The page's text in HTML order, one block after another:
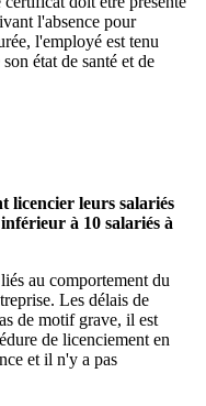
l'absence pour
l'employé est tenu
état de santé et de
licencier leurs salariés
à 10 salariés à
au comportement du
Les délais de
de motif grave, il est
de licenciement en
et il n'y a pas